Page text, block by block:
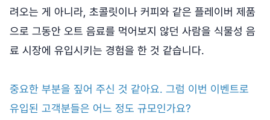
려오는 게 아니라, 초콜릿이나 커피와 같은 플레이버 제품
으로 그동안 오트 음료를 먹어보지 않던 사람을 식물성 음
료 시장에 유입시키는 경험을 한 것 같습니다.
중요한 부분을 짚어 주신 것 같아요. 그럼 이번 이벤트로
유입된 고객분들은 어느 정도 규모인가요?